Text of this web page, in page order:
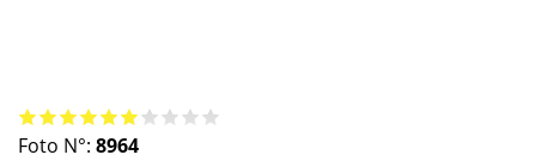
Foto N°: 8964